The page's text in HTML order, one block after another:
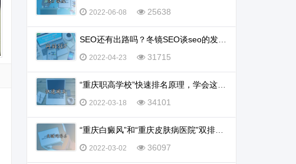
2022-06-08 25638
2022-04-23 31715
2022-03-18 34101
2022-03-02 36097